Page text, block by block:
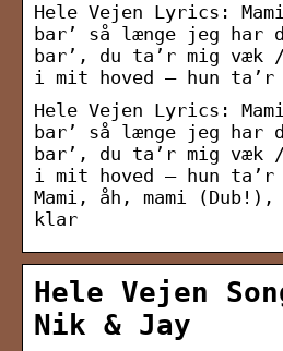
Hele Vejen Lyrics:
bar’ så længe jeg har
bar’, du ta’r mig væk
i mit hoved – hun ta’r
Hele Vejen Lyrics:
bar’ så længe jeg har
bar’, du ta’r mig væk
i mit hoved – hun ta’r
Mami, åh, mami (Dub!),
klar
Hele Vejen
Nik & Jay